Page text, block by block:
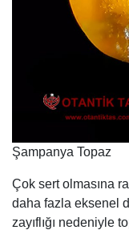
Şampanya Topaz
Çok sert olmasına
daha fazla eksenel
zayıflığı nedeniyle